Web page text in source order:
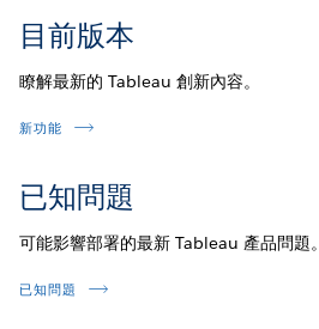
目前版本
瞭解最新的 Tableau 創新內容。
新功能
已知問題
可能影響部署的最新 Tableau 產品問題。
已知問題